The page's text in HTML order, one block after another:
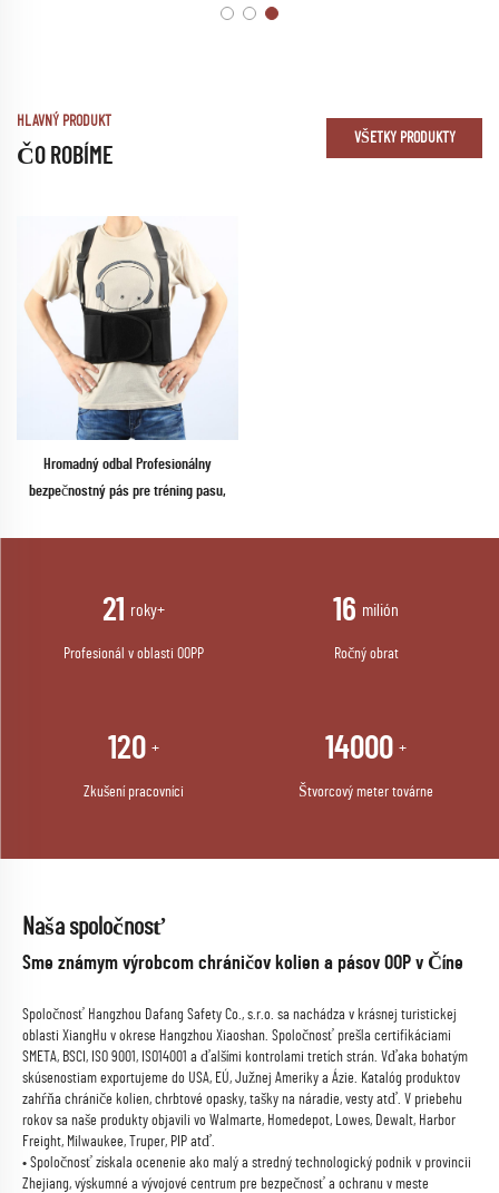
HLAVNÝ PRODUKT
ČO ROBÍME
VŠETKY PRODUKTY
Hromadný odbal Profesionálny
bezpečnostný pás pre tréning pasu,
21 roky+
Profesionál v oblasti OOPP
16 milión
Ročný obrat
120 +
Zkušení pracovníci
14000 +
Štvorcový meter továrne
Naša spoločnosť
Sme známym výrobcom chráničov kolien a pásov OOP v Číne
Spoločnosť Hangzhou Dafang Safety Co., s.r.o. sa nachádza v krásnej turistickej
oblasti XiangHu v okrese Hangzhou Xiaoshan. Spoločnosť prešla certifikáciami
SMETA, BSCI, ISO 9001, ISO14001 a ďalšími kontrolami tretích strán. Vďaka bohatým
skúsenostiam exportujeme do USA, EÚ, Južnej Ameriky a Ázie. Katalóg produktov
zahŕňa chrániče kolien, chrbtové opasky, tašky na náradie, vesty atď. V priebehu
rokov sa naše produkty objavili vo Walmarte, Homedepot, Lowes, Dewalt, Harbor
Freight, Milwaukee, Truper, PIP atď.
• Spoločnosť získala ocenenie ako malý a stredný technologický podnik v provincii
Zhejiang, výskumné a vývojové centrum pre bezpečnosť a ochranu v meste